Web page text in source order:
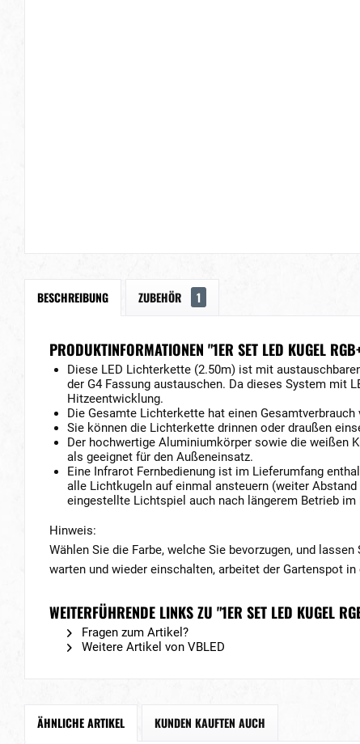
BESCHREIBUNG ZUBEHÖR 1
PRODUKTINFORMATIONEN "1ER SET LED KUGEL
Diese LED Lichterkette (2.50m) ist mit
der G4 Fassung austauschen. Da dieses System mit
Hitzeentwicklung.
Die Gesamte Lichterkette hat einen
Sie können die Lichterkette drinnen oder draußen
Der hochwertige Aluminiumkörper sowie die weißen
als geeignet für den Außeneinsatz.
Eine Infrarot Fernbedienung ist im Lieferumfang
alle Lichtkugeln auf einmal ansteuern (weiter
eingestellte Lichtspiel auch nach längerem Betrieb im
Hinweis:
Wählen Sie die Farbe, welche Sie bevorzugen, und
warten und wieder einschalten, arbeitet der Gartenspot
WEITERFÜHRENDE LINKS ZU "1ER SET LED KUGEL
Fragen zum Artikel?
Weitere Artikel von VBLED
ÄHNLICHE ARTIKEL KUNDEN KAUFTEN AUCH